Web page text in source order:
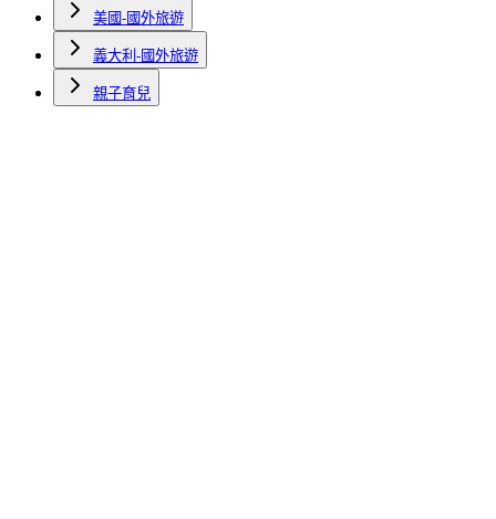
美國-國外旅遊
義大利-國外旅遊
親子育兒